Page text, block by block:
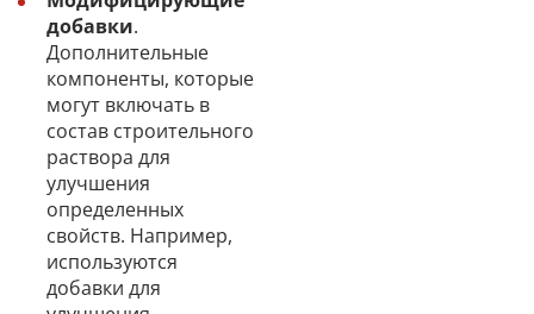
добавки.
Дополнительные
компоненты, которые
могут включать в
состав строительного
раствора для
улучшения
определенных
свойств. Например,
используются
добавки для